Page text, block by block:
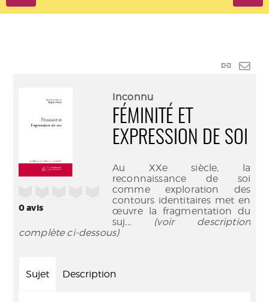
Lien
0avis
Inconnu
FÉMINITÉ ET
EXPRESSION DE SOI
Au XXe siècle, la
reconnaissance de soi
comme exploration des
contours identitaires met en
œuvre la fragmentation du
suj... (voir description
complète ci-dessous)
Sujet Description